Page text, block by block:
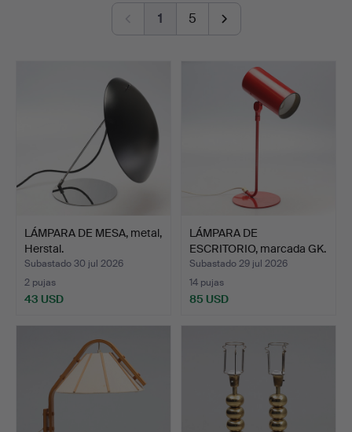
Andersson
1 5
LÁMPARA DE MESA, metal,
Herstal.
Subastado 30 jul 2026
2 pujas
43 USD
LÁMPARA DE
ESCRITORIO, marcada GK.
Subastado 29 jul 2026
14 pujas
85 USD